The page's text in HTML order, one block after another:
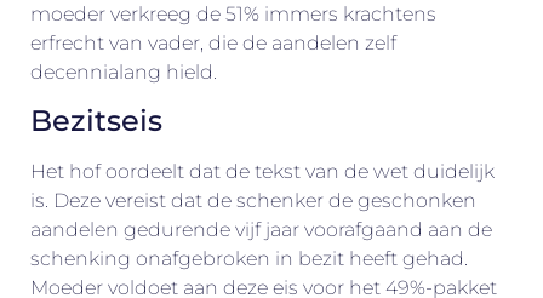
moeder verkreeg de 51% immers krachtens
erfrecht van vader, die de aandelen zelf
decennialang hield.
Bezitseis
Het hof oordeelt dat de tekst van de wet duidelijk
is. Deze vereist dat de schenker de geschonken
aandelen gedurende vijf jaar voorafgaand aan de
schenking onafgebroken in bezit heeft gehad.
Moeder voldoet aan deze eis voor het 49%-pakket